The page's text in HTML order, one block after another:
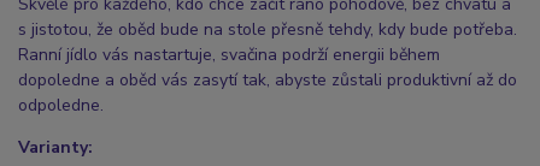
s jistotou, že oběd bude na stole přesně tehdy, kdy bude potřeba.
Ranní jídlo vás nastartuje, svačina podrží energii během
dopoledne a oběd vás zasytí tak, abyste zůstali produktivní až do
odpoledne.
Varianty: